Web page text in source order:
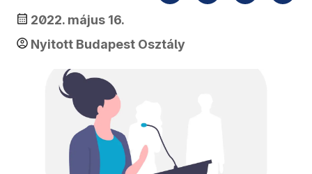
2022. május 16.
Nyitott Budapest Osztály